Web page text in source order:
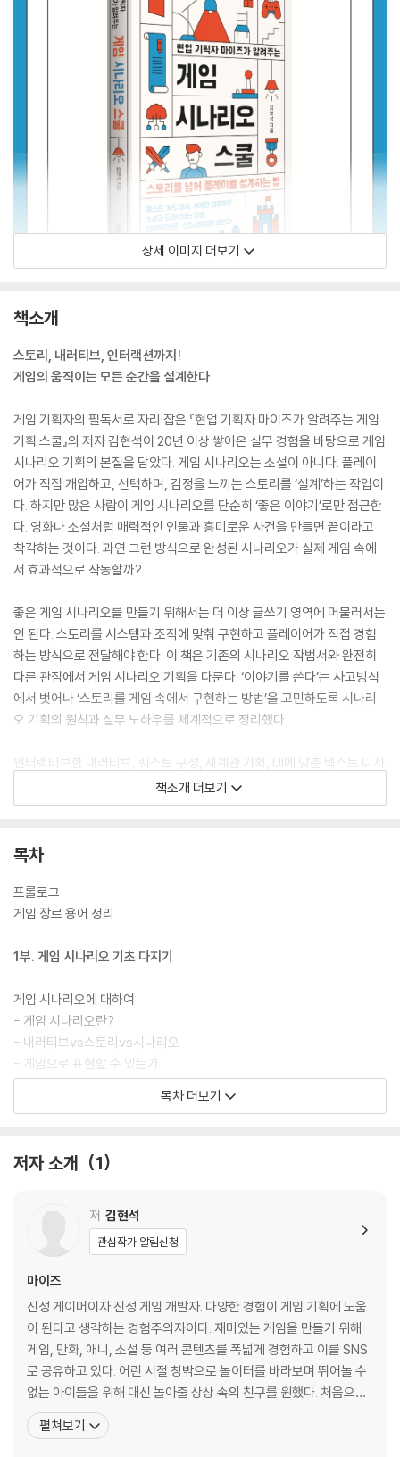
상세 이미지 더보기
책소개
스토리, 내러티브, 인터랙션까지!
게임의 움직이는 모든 순간을 설계한다
게임 기획자의 필독서로 자리 잡은 『현업 기획자 마이즈가 알려주는 게임
기획 스쿨』의 저자 김현석이 20년 이상 쌓아온 실무 경험을 바탕으로 게임
시나리오 기획의 본질을 담았다. 게임 시나리오는 소설이 아니다. 플레이
어가 직접 개입하고, 선택하며, 감정을 느끼는 스토리를 ‘설계’하는 작업이
다. 하지만 많은 사람이 게임 시나리오를 단순히 ‘좋은 이야기’로만 접근한
다. 영화나 소설처럼 매력적인 인물과 흥미로운 사건을 만들면 끝이라고
착각하는 것이다. 과연 그런 방식으로 완성된 시나리오가 실제 게임 속에
서 효과적으로 작동할까?
좋은 게임 시나리오를 만들기 위해서는 더 이상 글쓰기 영역에 머물러서는
안 된다. 스토리를 시스템과 조작에 맞춰 구현하고 플레이어가 직접 경험
하는 방식으로 전달해야 한다. 이 책은 기존의 시나리오 작법서와 완전히
다른 관점에서 게임 시나리오 기획을 다룬다. ‘이야기를 쓴다’는 사고방식
에서 벗어나 ‘스토리를 게임 속에서 구현하는 방법’을 고민하도록 시나리
오 기획의 원칙과 실무 노하우를 체계적으로 정리했다.
인터랙티브한 내러티브, 퀘스트 구성, 세계관 기획, UI에 맞춘 텍스트 디자
인 등 게임 기획자가 실제 현장에서 부딪히는 문제들과 해결 방법을 예제
와 게임 사례를 중심으로 다루고 있어 현업에서 활동하는 기획자는 물론
책소개 더보기
목차
프롤로그
게임 장르 용어 정리
1부. 게임 시나리오 기초 다지기
게임 시나리오에 대하여
- 게임 시나리오란?
- 내러티브vs스토리vs시나리오
- 게임으로 표현할 수 있는가
- 게임 시나리오 쓰기가 어려운 이유
- 요즘 스마트폰 게임 시나리오의 지향점
- 이 책에서 다루는 게임 시나리오 기획
게임 시나리오 기획자에 대하여
- 게임 시나리오 기획자가 하는 일
- 게임 시나리오 기획자의 소양, 다양한 소재 이해하기
- 보여주기에 대한 부담
- 시나리오 기획자의 필수 능력, 커뮤니케이션
- 기획 의도 다루기
[게임 사례] 더 라스트 오브 어스
목차 더보기
저자 소개 1
저 김현석
관심작가 알림신청
마이즈
진성 게이머이자 진성 게임 개발자. 다양한 경험이 게임 기획에 도움
이 된다고 생각하는 경험주의자이다. 재미있는 게임을 만들기 위해
게임, 만화, 애니, 소설 등 여러 콘텐츠를 폭넓게 경험하고 이를 SNS
로 공유하고 있다. 어린 시절 창밖으로 놀이터를 바라보며 뛰어놀 수
없는 아이들을 위해 대신 놀아줄 상상 속의 친구를 원했다. 처음으로
오락실에 가던 날, 그 상상이 이미 현실에 있음을 알게 되었고 그 날
이후 게임 개발을 꿈꾸게 되었다. 1990년대 게임 매장에서 일한 것을
펼쳐보기